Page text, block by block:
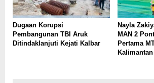
Dugaan Korupsi
Pembangunan TBI Aruk
Ditindaklanjuti Kejati Kalbar
Nayla
MAN 2
Pertama